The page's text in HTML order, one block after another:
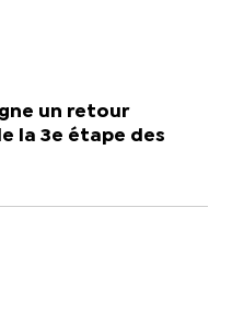
un retour
la 3e étape des